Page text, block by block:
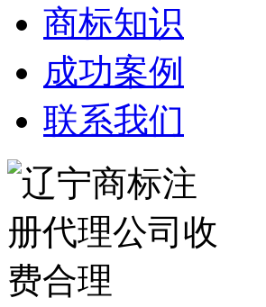
商标知识
成功案例
联系我们